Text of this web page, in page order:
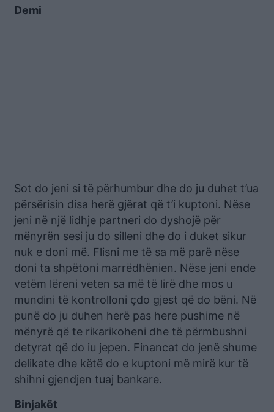
Demi
Sot do jeni si të përhumbur dhe do ju duhet t’ua
përsërisin disa herë gjërat që t’i kuptoni. Nëse
jeni në një lidhje partneri do dyshojë për
mënyrën sesi ju do silleni dhe do i duket sikur
nuk e doni më. Flisni me të sa më parë nëse
doni ta shpëtoni marrëdhënien. Nëse jeni ende
vetëm lëreni veten sa më të lirë dhe mos u
mundini të kontrolloni çdo gjest që do bëni. Në
punë do ju duhen herë pas here pushime në
mënyrë që te rikarikoheni dhe të përmbushni
detyrat që do iu jepen. Financat do jenë shume
delikate dhe këtë do e kuptoni më mirë kur të
shihni gjendjen tuaj bankare.
Binjakët